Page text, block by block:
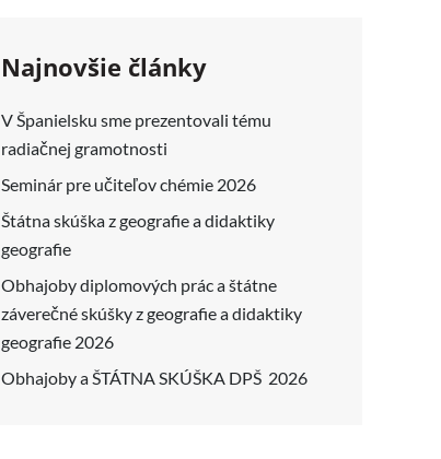
Najnovšie články
V Španielsku sme prezentovali tému
radiačnej gramotnosti
Seminár pre učiteľov chémie 2026
Štátna skúška z geografie a didaktiky
geografie
Obhajoby diplomových prác a štátne
záverečné skúšky z geografie a didaktiky
geografie 2026
Obhajoby a ŠTÁTNA SKÚŠKA DPŠ 2026